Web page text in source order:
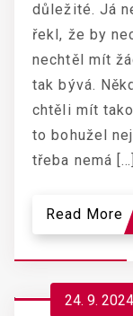
důležité. Já
řekl, že by
nechtěl mít
tak bývá.
chtěli mít
to bohužel
třeba nemá […]
Read More
24. 9. 2024